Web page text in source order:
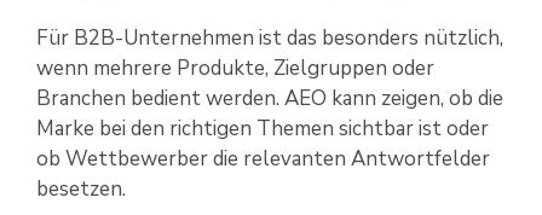
Für B2B-Unternehmen ist das besonders nützlich,
wenn mehrere Produkte, Zielgruppen oder
Branchen bedient werden. AEO kann zeigen, ob die
Marke bei den richtigen Themen sichtbar ist oder
ob Wettbewerber die relevanten Antwortfelder
besetzen.